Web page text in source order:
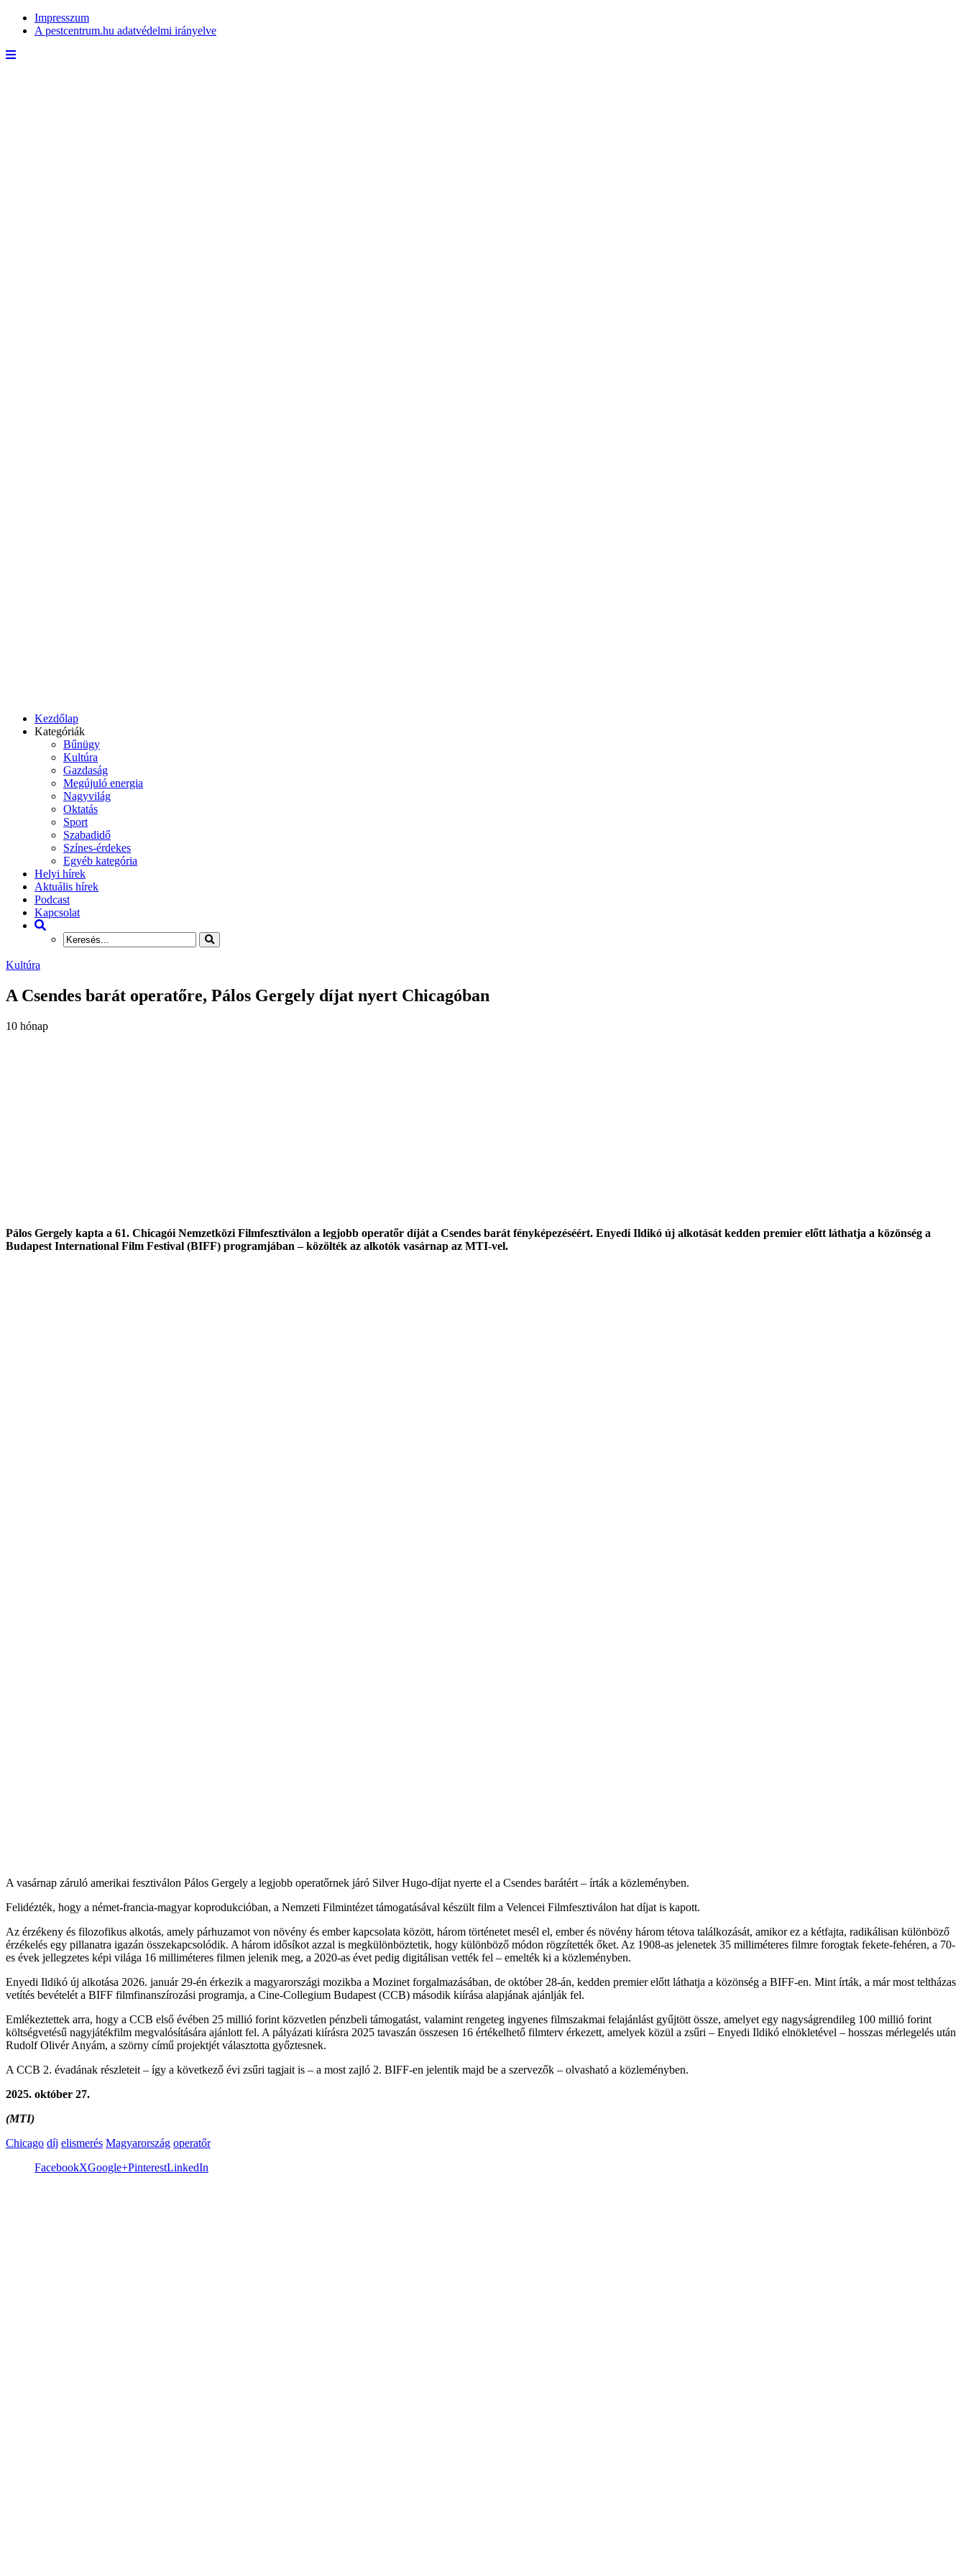
Impresszum
A pestcentrum.hu adatvédelmi irányelve
Kezdőlap
Kategóriák
Bűnügy
Kultúra
Gazdaság
Megújuló energia
Nagyvilág
Oktatás
Sport
Szabadidő
Színes-érdekes
Egyéb kategória
Helyi hírek
Aktuális hírek
Podcast
Kapcsolat
Kultúra
A Csendes barát operatőre, Pálos Gergely díjat nyert Chicagóban
10 hónap
Pálos Gergely kapta a 61. Chicagói Nemzetközi Filmfesztiválon a legjobb operatőr díját a Csendes barát fényképezéséért. Enyedi Ildikó új alkotását kedden premier előtt láthatja a közönség a
Budapest International Film Festival (BIFF) programjában – közölték az alkotók vasárnap az MTI-vel.
A vasárnap záruló amerikai fesztiválon Pálos Gergely a legjobb operatőrnek járó Silver Hugo-díjat nyerte el a Csendes barátért – írták a közleményben.
Felidézték, hogy a német-francia-magyar koprodukcióban, a Nemzeti Filmintézet támogatásával készült film a Velencei Filmfesztiválon hat díjat is kapott.
Az érzékeny és filozofikus alkotás, amely párhuzamot von növény és ember kapcsolata között, három történetet mesél el, ember és növény három tétova találkozását, amikor ez a kétfajta, radikálisan különböző
érzékelés egy pillanatra igazán összekapcsolódik. A három idősíkot azzal is megkülönböztetik, hogy különböző módon rögzítették őket. Az 1908-as jelenetek 35 milliméteres filmre forogtak fekete-fehéren, a 70-
es évek jellegzetes képi világa 16 milliméteres filmen jelenik meg, a 2020-as évet pedig digitálisan vették fel – emelték ki a közleményben.
Enyedi Ildikó új alkotása 2026. január 29-én érkezik a magyarországi mozikba a Mozinet forgalmazásában, de október 28-án, kedden premier előtt láthatja a közönség a BIFF-en. Mint írták, a már most teltházas
vetítés bevételét a BIFF filmfinanszírozási programja, a Cine-Collegium Budapest (CCB) második kiírása alapjának ajánlják fel.
Emlékeztettek arra, hogy a CCB első évében 25 millió forint közvetlen pénzbeli támogatást, valamint rengeteg ingyenes filmszakmai felajánlást gyűjtött össze, amelyet egy nagyságrendileg 100 millió forint
költségvetésű nagyjátékfilm megvalósítására ajánlott fel. A pályázati kiírásra 2025 tavaszán összesen 16 értékelhető filmterv érkezett, amelyek közül a zsűri – Enyedi Ildikó elnökletével – hosszas mérlegelés után
Rudolf Olivér Anyám, a szörny című projektjét választotta győztesnek.
A CCB 2. évadának részleteit – így a következő évi zsűri tagjait is – a most zajló 2. BIFF-en jelentik majd be a szervezők – olvasható a közleményben.
2025. október 27.
(MTI)
Chicago díj elismerés Magyarország operatőr
FacebookXGoogle+PinterestLinkedIn